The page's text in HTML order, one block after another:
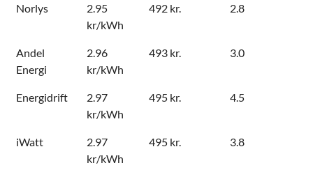
Norlys
2.95
kr/kWh
492 kr. 2.8
Andel
Energi
2.96
kr/kWh
493 kr. 3.0
Energidrift
2.97
kr/kWh
495 kr. 4.5
iWatt
2.97
kr/kWh
495 kr. 3.8